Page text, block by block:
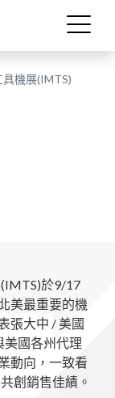
機展(IMTS)
於9/17
美最重要的機
張大中 / 美國
美國各州代理
動向，一致看
創銷售佳績。